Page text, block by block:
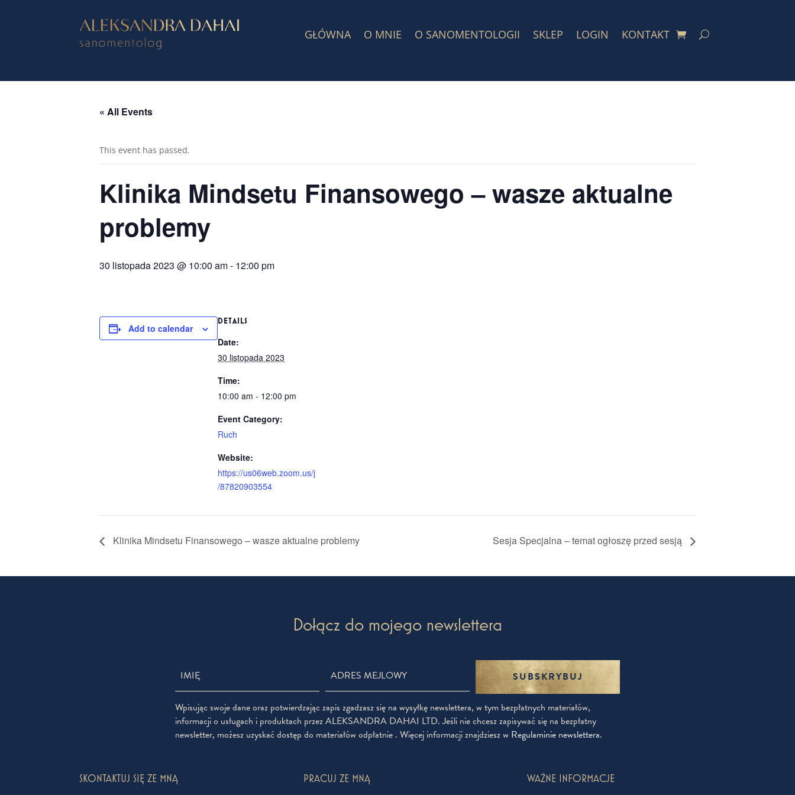
GŁÓWNA O MNIE O SANOMENTOLOGII SKLEP LOGIN KONTAKT
« All Events
This event has passed.
Klinika Mindsetu Finansowego – wasze aktualne
problemy
30 listopada 2023 @ 10:00 am- 12:00 pm
Add to calendar
DETAILS
Date:
30 listopada 2023
Time:
10:00 am - 12:00 pm
Event Category:
Ruch
Website:
https://us06web.zoom.us/j
/87820903554
Klinika Mindsetu Finansowego – wasze aktualne problemy Sesja Specjalna – temat ogłoszę przed sesją
Dołącz do mojego newslettera
SUBSKRYBUJ
Wpisując swoje dane oraz potwierdzając zapis zgadzasz się na wysyłkę newslettera, w tym bezpłatnych materiałów,
informacji o usługach i produktach przez ALEKSANDRA DAHAI LTD. Jeśli nie chcesz zapisywać się na bezpłatny
newsletter, możesz uzyskać dostęp do materiałów odpłatnie . Więcej informacji znajdziesz w Regulaminie newslettera.
SKONTAKTUJ SIĘ ZE MNĄ PRACUJ ZE MNĄ WAŻNE INFORMACJE